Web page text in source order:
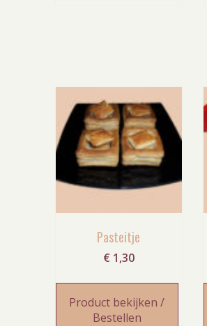
Pasteitje
€ 1,30
Product bekijken /
Bestellen